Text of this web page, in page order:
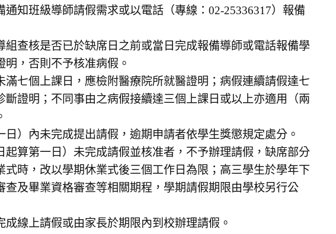
知班級導師請假需求或以電話（專線：02-25336317）報備
查核是否已於缺席日之前或當日完成報備導師或電話報備學
，否則不予核准病假。
七個上課日，應檢附醫療院所就醫證明；病假連續請假達七
證明；不同事由之病假接續達三個上課日或以上亦適用（兩
）內未完成提出請假，逾期申請者依學生獎懲規定處分。
算第一日）未完成請假並核准者，不予辦理請假，缺席部分
時，改以學期休業式後三個工作日為限；高三學生於學年下
及畢業資格審查等相關期程，學期請假期限由學校另行公
線上請假或由家長於期限內到校辦理請假。